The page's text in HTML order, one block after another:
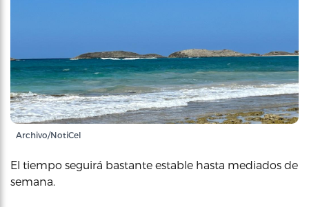
Archivo/NotiCel
El tiempo seguirá bastante estable hasta mediados de
semana.